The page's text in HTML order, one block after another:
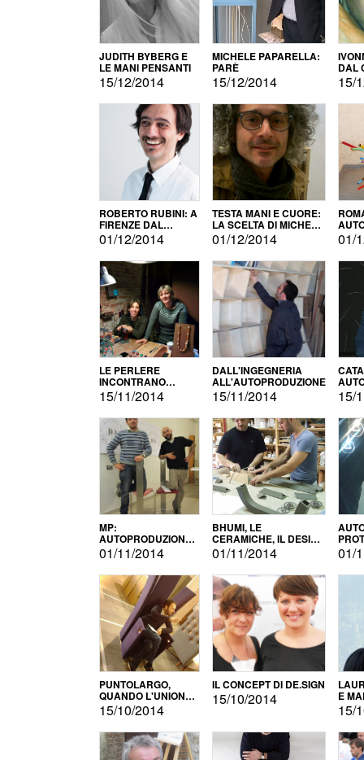
JUDITH BYBERG E
LE MANI PENSANTI
15/12/2014
MICHELE PAPARELLA:
PARÈ
15/12/2014
DAL
15/
ROBERTO RUBINI: A
FIRENZE DAL
PRODOTTO ALLA
PROMOZIONE
01/12/2014
TESTA MANI E CUORE:
LA SCELTA DI MICHELE
BARBERIO
01/12/2014 01/
LE PERLERE
INCONTRANO
L'AUTOPRODUZIONE
15/11/2014
DALL'INGEGNERIA
ALL'AUTOPRODUZIONE
15/11/2014 15/
MP:
AUTOPRODUZIONE
E INNOVAZIONE
01/11/2014
BHUMI, LE
CERAMICHE, IL DESIGN
E L'AUTOPRODUZIONE
01/11/2014 01/
PUNTOLARGO,
QUANDO L'UNIONE
FA LA FORZA E
VINCE
15/10/2014
IL CONCEPT DI DE.SIGN
15/10/2014 E
15/